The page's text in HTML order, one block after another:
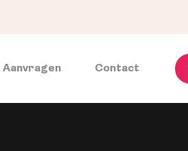
Contact